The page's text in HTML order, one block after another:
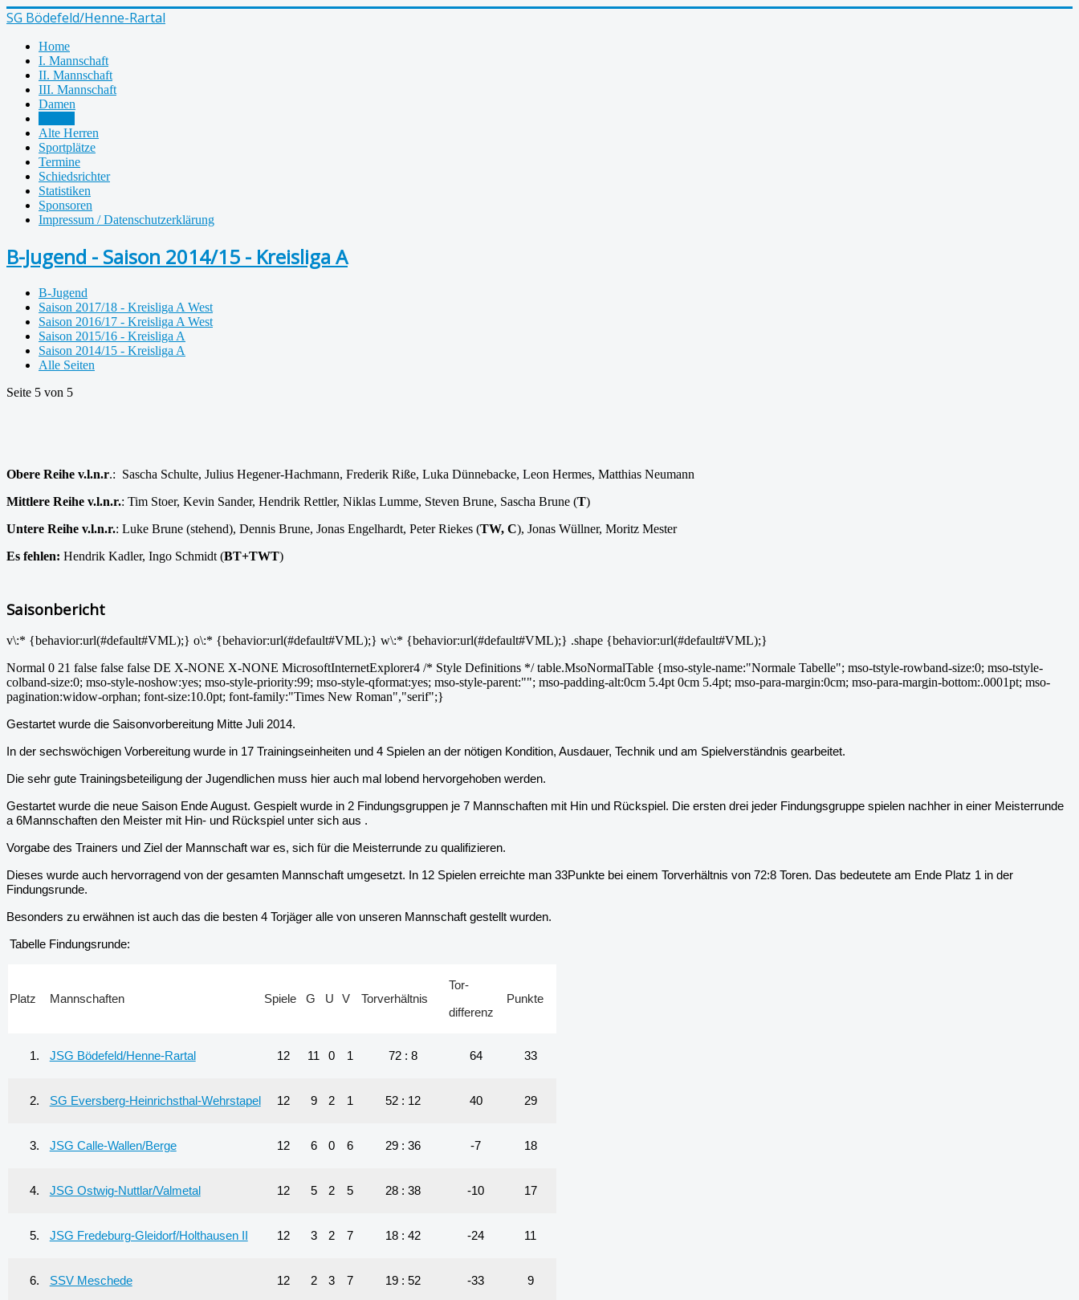
SG Bödefeld/Henne-Rartal
Home
I. Mannschaft
II. Mannschaft
III. Mannschaft
Damen
Alte Herren
Sportplätze
Termine
Schiedsrichter
Statistiken
Sponsoren
Impressum / Datenschutzerklärung
B-Jugend - Saison 2014/15 - Kreisliga A
B-Jugend
Saison 2017/18 - Kreisliga A West
Saison 2016/17 - Kreisliga A West
Saison 2015/16 - Kreisliga A
Saison 2014/15 - Kreisliga A
Alle Seiten
Seite 5 von 5
Obere Reihe v.l.n.r.: Sascha Schulte, Julius Hegener-Hachmann, Frederik Riße, Luka Dünnebacke, Leon Hermes, Matthias Neumann
Mittlere Reihe v.l.n.r.: Tim Stoer, Kevin Sander, Hendrik Rettler, Niklas Lumme, Steven Brune, Sascha Brune (T)
Untere Reihe v.l.n.r.: Luke Brune (stehend), Dennis Brune, Jonas Engelhardt, Peter Riekes (TW, C), Jonas Wüllner, Moritz Mester
Es fehlen: Hendrik Kadler, Ingo Schmidt (BT+TWT)
Saisonbericht
v\:* {behavior:url(#default#VML);} o\:* {behavior:url(#default#VML);} w\:* {behavior:url(#default#VML);} .shape {behavior:url(#default#VML);}
Normal 0 21 false false false DE X-NONE X-NONE MicrosoftInternetExplorer4 /* Style Definitions */ table.MsoNormalTable {mso-style-name:"Normale Tabelle"; mso-tstyle-rowband-size:0; mso-tstyle-
colband-size:0; mso-style-noshow:yes; mso-style-priority:99; mso-style-qformat:yes; mso-style-parent:""; mso-padding-alt:0cm 5.4pt 0cm 5.4pt; mso-para-margin:0cm; mso-para-margin-bottom:.0001pt; mso-
pagination:widow-orphan; font-size:10.0pt; font-family:"Times New Roman","serif";}
Gestartet wurde die Saisonvorbereitung Mitte Juli 2014.
In der sechswöchigen Vorbereitung wurde in 17 Trainingseinheiten und 4 Spielen an der nötigen Kondition, Ausdauer, Technik und am Spielverständnis gearbeitet.
Die sehr gute Trainingsbeteiligung der Jugendlichen muss hier auch mal lobend hervorgehoben werden.
Gestartet wurde die neue Saison Ende August. Gespielt wurde in 2 Findungsgruppen je 7 Mannschaften mit Hin und Rückspiel. Die ersten drei jeder Findungsgruppe spielen nachher in einer Meisterrunde
a 6Mannschaften den Meister mit Hin- und Rückspiel unter sich aus .
Vorgabe des Trainers und Ziel der Mannschaft war es, sich für die Meisterrunde zu qualifizieren.
Dieses wurde auch hervorragend von der gesamten Mannschaft umgesetzt. In 12 Spielen erreichte man 33Punkte bei einem Torverhältnis von 72:8 Toren. Das bedeutete am Ende Platz 1 in der
Findungsrunde.
Besonders zu erwähnen ist auch das die besten 4 Torjäger alle von unseren Mannschaft gestellt wurden.
Tabelle Findungsrunde:
Platz Mannschaften Spiele G U V Torverhältnis
Tor-
differenz
Punkte
1. JSG Bödefeld/Henne-Rartal 12 11 0 1 72 : 8 64 33
2. SG Eversberg-Heinrichsthal-Wehrstapel 12 9 2 1 52 : 12 40 29
3. JSG Calle-Wallen/Berge 12 6 0 6 29 : 36 -7 18
4. JSG Ostwig-Nuttlar/Valmetal 12 5 2 5 28 : 38 -10 17
5. JSG Fredeburg-Gleidorf/Holthausen II 12 3 2 7 18 : 42 -24 11
6. SSV Meschede 12 2 3 7 19 : 52 -33 9